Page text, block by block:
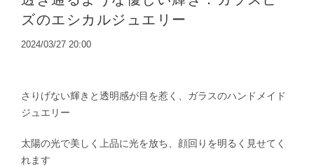
ズのエシカルジュエリー
2024/03/27 20:00
さりげない輝きと透明感が目を惹く、ガラスのハンドメイド
ジュエリー
太陽の光で美しく上品に光を放ち、顔回りを明るく見せてく
れます